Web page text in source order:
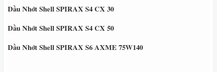
Dầu Nhớt Shell SPIRAX S4 CX 30
Dầu Nhớt Shell SPIRAX S4 CX 50
Dầu Nhớt Shell SPIRAX S6 AXME 75W140